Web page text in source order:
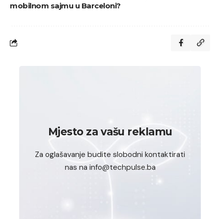
mobilnom sajmu u Barceloni?
Mjesto za vašu reklamu
Za oglašavanje budite slobodni kontaktirati
nas na info@techpulse.ba